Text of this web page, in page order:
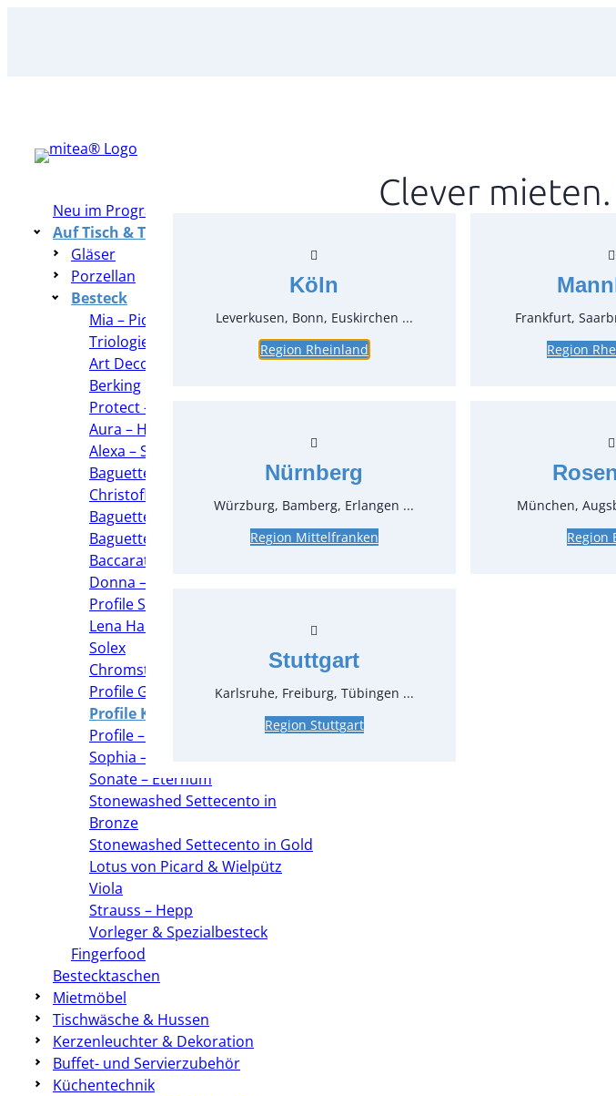
Neu im Programm
Auf Tisch & Tafel – Table Top
Gläser
Porzellan
Besteck
Mia – Picard & Wielpütz
Triologie – Hepp
Art Deco Silber – Robbe und
Berking
Protect – WMF
Aura – Hepp
Alexa – Solex
Baguette Silberbesteck –
Christofle
Baguette Silberbesteck – Hepp
Baguette Silberbesteck – Solex
Baccarat – Hepp
Donna – Sola
Profile Schwarz – Hepp
Lena Hammerschlagbesteck –
Solex
Chromstahl – Hepp
Profile Gold – Hepp
Profile Kupfer – Hepp
Profile – Hepp
Sophia – Solex
Sonate – Eternum
Stonewashed Settecento in
Bronze
Stonewashed Settecento in Gold
Lotus von Picard & Wielpütz
Viola
Strauss – Hepp
Vorleger & Spezialbesteck
Fingerfood
Bestecktaschen
Mietmöbel
Tischwäsche & Hussen
Kerzenleuchter & Dekoration
Buffet- und Servierzubehör
Küchentechnik
Clever
Köln
Leverkusen, Bonn, Euskirchen ...
Region Rheinland
Frankfurt,
Region
Nürnberg
Würzburg, Bamberg, Erlangen ...
Region Mittelfranken
München,
Region
Stuttgart
Karlsruhe, Freiburg, Tübingen ...
Region Stuttgart